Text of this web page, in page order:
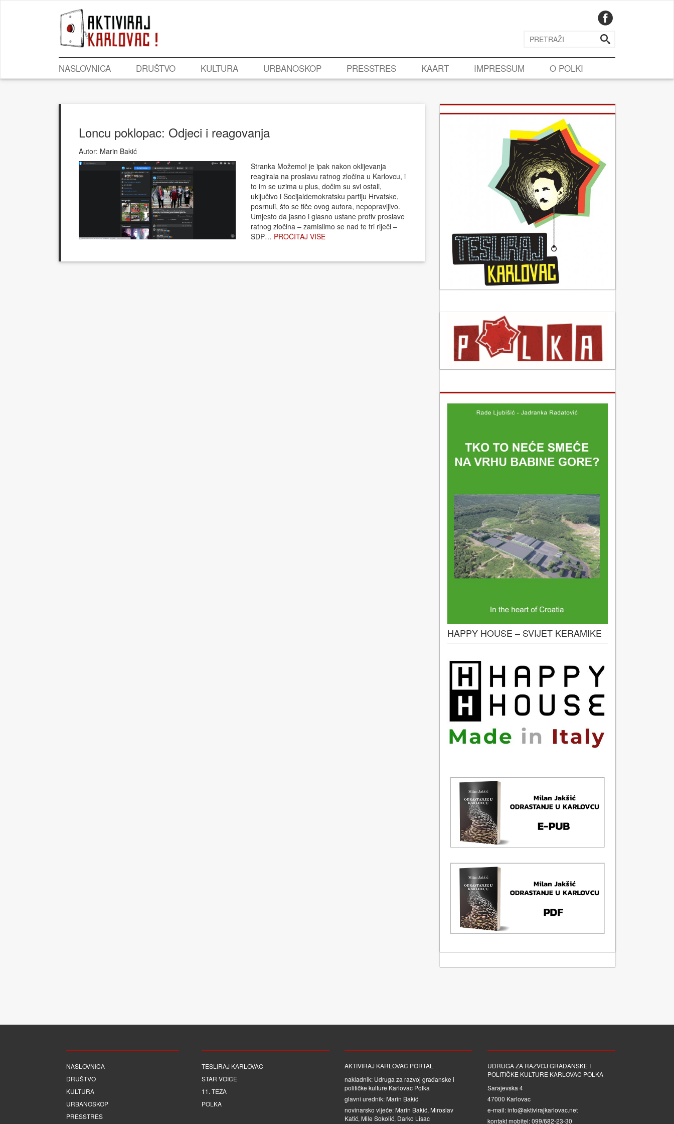
NASLOVNICA DRUŠTVO KULTURA URBANOSKOP PRESSTRES KAART IMPRESSUM O POLKI
Loncu poklopac: Odjeci i reagovanja
Autor: Marin Bakić
Stranka Možemo! je ipak nakon oklijevanja
reagirala na proslavu ratnog zločina u Karlovcu, i
to im se uzima u plus, dočim su svi ostali,
uključivo i Socijaldemokratsku partiju Hrvatske,
posrnuli, što se tiče ovog autora, nepopravljivo.
Umjesto da jasno i glasno ustane protiv proslave
ratnog zločina – zamislimo se nad te tri riječi –
SDP… PROČITAJ VIŠE
HAPPY HOUSE – SVIJET KERAMIKE
NASLOVNICA
DRUŠTVO
KULTURA
URBANOSKOP
PRESSTRES
TESLIRAJ KARLOVAC
STAR VOICE
11. TEZA
POLKA
AKTIVIRAJ KARLOVAC PORTAL
nakladnik: Udruga za razvoj građanske i
političke kulture Karlovac Polka
glavni urednik: Marin Bakić
novinarsko vijeće: Marin Bakić, Miroslav
Katić, Mile Sokolić, Darko Lisac
UDRUGA ZA RAZVOJ GRAĐANSKE I
POLITIČKE KULTURE KARLOVAC POLKA
Sarajevska 4
47000 Karlovac
e-mail: info@aktivirajkarlovac.net
kontakt mobitel: 099/682-23-30